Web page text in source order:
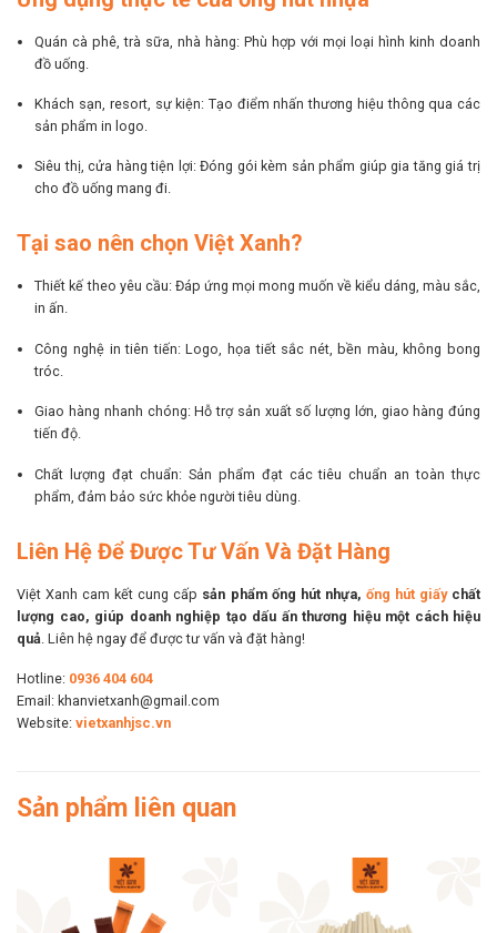
Quán cà phê, trà sữa, nhà hàng: Phù hợp với mọi loại hình kinh doanh
đồ uống.
Khách sạn, resort, sự kiện: Tạo điểm nhấn thương hiệu thông qua các
sản phẩm in logo.
Siêu thị, cửa hàng tiện lợi: Đóng gói kèm sản phẩm giúp gia tăng giá trị
cho đồ uống mang đi.
Tại sao nên chọn Việt Xanh?
Thiết kế theo yêu cầu: Đáp ứng mọi mong muốn về kiểu dáng, màu sắc,
in ấn.
Công nghệ in tiên tiến: Logo, họa tiết sắc nét, bền màu, không bong
tróc.
Giao hàng nhanh chóng: Hỗ trợ sản xuất số lượng lớn, giao hàng đúng
tiến độ.
Chất lượng đạt chuẩn: Sản phẩm đạt các tiêu chuẩn an toàn thực
phẩm, đảm bảo sức khỏe người tiêu dùng.
Liên Hệ Để Được Tư Vấn Và Đặt Hàng
Việt Xanh cam kết cung cấp sản phẩm ống hút nhựa, ống hút giấychất
lượng cao, giúp doanh nghiệp tạo dấu ấn thương hiệu một cách hiệu
quả . Liên hệ ngay để được tư vấn và đặt hàng!
Hotline: 0936 404 604
Email: khanvietxanh@gmail.com
Website: vietxanhjsc.vn
Sản phẩm liên quan